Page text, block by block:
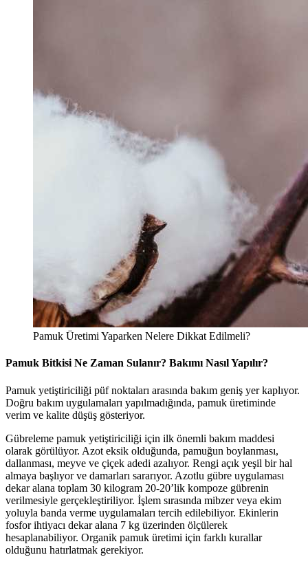
Pamuk Üretimi Yaparken Nelere Dikkat Edilmeli?
Pamuk Bitkisi Ne Zaman Sulanır? Bakımı Nasıl Yapılır?
Pamuk yetiştiriciliği püf noktaları arasında bakım geniş yer kaplıyor.
Doğru bakım uygulamaları yapılmadığında, pamuk üretiminde
verim ve kalite düşüş gösteriyor.
Gübreleme pamuk yetiştiriciliği için ilk önemli bakım maddesi
olarak görülüyor. Azot eksik olduğunda, pamuğun boylanması,
dallanması, meyve ve çiçek adedi azalıyor. Rengi açık yeşil bir hal
almaya başlıyor ve damarları sararıyor. Azotlu gübre uygulaması
dekar alana toplam 30 kilogram 20-20’lik kompoze gübrenin
verilmesiyle gerçekleştiriliyor. İşlem sırasında mibzer veya ekim
yoluyla banda verme uygulamaları tercih edilebiliyor. Ekinlerin
fosfor ihtiyacı dekar alana 7 kg üzerinden ölçülerek
hesaplanabiliyor. Organik pamuk üretimi için farklı kurallar
olduğunu hatırlatmak gerekiyor.